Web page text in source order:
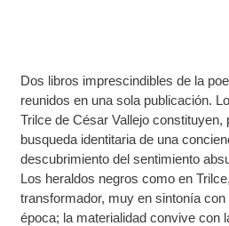
Dos libros imprescindibles de la
reunidos en una sola publicación.
Trilce de César Vallejo constituyen,
busqueda identitaria de una
descubrimiento del sentimiento
Los heraldos negros como en
transformador, muy en sintonía
época; la materialidad convive con